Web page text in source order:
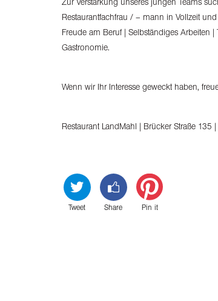
Zur Verstärkung unseres jungen Teams
Restaurantfachfrau / – mann in Vollzeit
Freude am Beruf | Selbständiges Arbeiten
Gastronomie.
Wenn wir Ihr Interesse geweckt haben,
Restaurant LandMahl | Brücker Straße
Tweet Share Pin it